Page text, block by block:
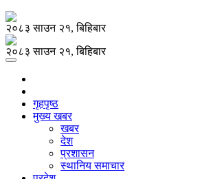
२०८३ साउन २१, बिहिबार
२०८३ साउन २१, बिहिबार
गृहपृष्ठ
मुख्य खबर
खबर
देश
प्रशासन
स्थानिय समाचार